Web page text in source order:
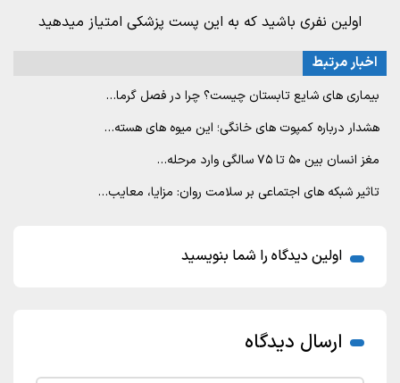
اولین نفری باشید که به این پست پزشکی امتیاز میدهید
اخبار مرتبط
بیماری های شایع تابستان چیست؟ چرا در فصل گرما…
هشدار درباره کمپوت های خانگی؛ این میوه های هسته…
مغز انسان بین ۵۰ تا ۷۵ سالگی وارد مرحله…
تاثیر شبکه های اجتماعی بر سلامت روان: مزایا، معایب…
اولین دیدگاه را شما بنویسید
ارسال دیدگاه